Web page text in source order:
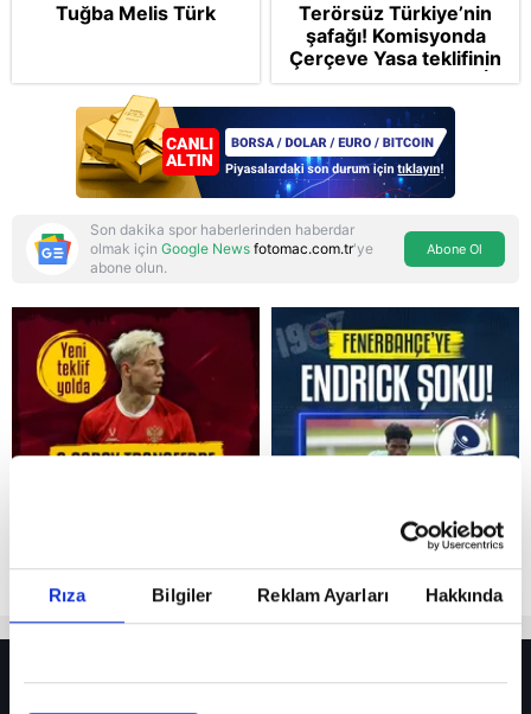
Rıza Bilgiler Reklam Ayarları Hakkında
Reddet
Tuğba Melis Türk
Terörsüz Türkiye’nin
şafağı! Komisyonda
Çerçeve Yasa teklifinin
maddelerine geçildi: İP
ve Yeni Parti'den
provokasyon
Son dakika spor haberlerinden haberdar
olmak için Google News fotomac.com.tr'ye
abone olun.
Abone Ol